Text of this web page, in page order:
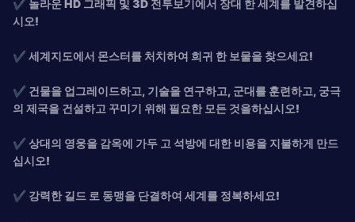
✔ 놀라운HD 그래픽 및 3D 전투보기에서 장대 한 세계를 발견하십
시오!
✔ 세계지도에서 몬스터를 처치하여 희귀 한 보물을 찾으세요!
✔ 건물을 업그레이드하고, 기술을 연구하고, 군대를 훈련하고, 궁극
의 제국을 건설하고 꾸미기 위해 필요한 모든 것을하십시오!
✔ 상대의 영웅을 감옥에 가두 고 석방에 대한 비용을 지불하게 만드
십시오!
✔ 강력한길드 로 동맹을 단결하여 세계를 정복하세요!